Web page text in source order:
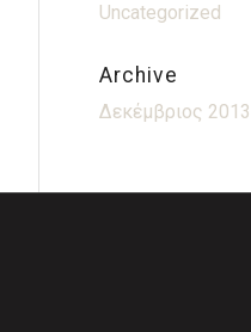
Uncategorized
Archive
Δεκέμβριος 2013